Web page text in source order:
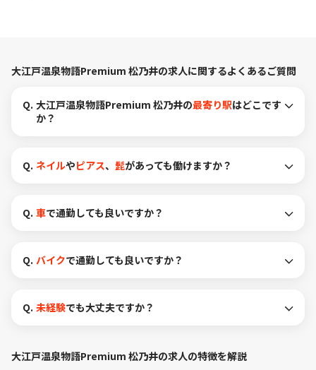
大江戸温泉物語Premium 松乃井の求人に関するよくあるご質問
Q. 大江戸温泉物語Premium 松乃井の最寄り駅はどこです
か？
Q. ネイルやピアス、 髭があっても働けますか？
Q. 車で通勤しても良いですか？
Q. バイクで通勤しても良いですか？
Q. 未経験でも大丈夫ですか？
大江戸温泉物語Premium 松乃井の求人の特徴を解説